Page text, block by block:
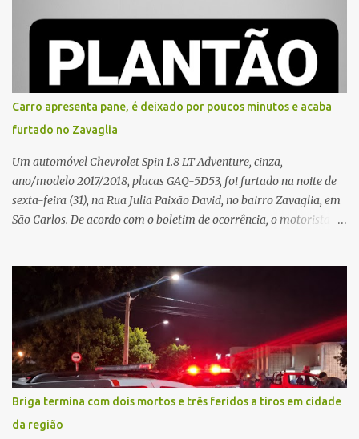
proximidades. Ainda conforme o registro policial, a vítima relatou
que, ao receber a entrega, voltou a ser ofendida com palavras de
baixo calão e insultos. Ela informou à Polícia Civil que mora
sozinha e que se sentiu ameaçada, coagida e humilhada com a
situação. Fonte: São Carlos Agora
Carro apresenta pane, é deixado por poucos minutos e acaba
furtado no Zavaglia
Um automóvel Chevrolet Spin 1.8 LT Adventure, cinza,
ano/modelo 2017/2018, placas GAQ-5D53, foi furtado na noite de
sexta-feira (31), na Rua Julia Paixão David, no bairro Zavaglia, em
São Carlos. De acordo com o boletim de ocorrência, o motorista
partida. Ainda segundo o registro policial, o condutor estacionou o
carro, certificou-se de que todas as portas estavam trancadas,
permaneceu com a chave de ignição e se ausentou do local por
cerca de dez minutos para buscar ajuda. Ao retornar, constatou
que o automóvel havia desaparecido. A vítima realizou buscas
pelas imediações, mas não conseguiu localizar o veículo.
Conforme o boletim, um menino de aproximadamente 10 anos
relatou ter visto a Spin passando pelo local fazendo um forte ruído,
característica compatível com o problema mecânico que o veículo
Briga termina com dois mortos e três feridos a tiros em cidade
da região